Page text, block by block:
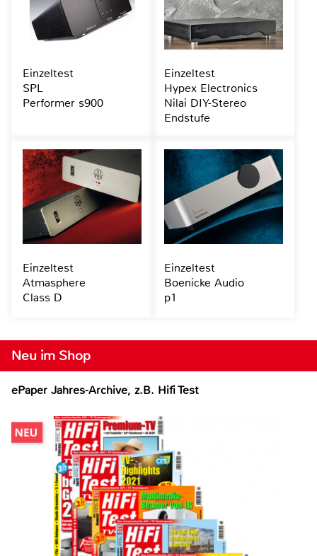
Neu im Shop
ePaper Jahres-Archive, z.B. Hifi Test
Einzeltest
SPL
Performer s900
Einzeltest
Hypex Electronics
Nilai DIY-Stereo
Endstufe
Einzeltest
Atmasphere
Class D
Einzeltest
Boenicke Audio
p1